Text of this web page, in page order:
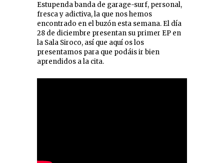
Estupenda banda de garage-surf, personal,
fresca y adictiva, la que nos hemos
encontrado en el buzón esta semana. El día
28 de diciembre presentan su primer EP en
la Sala Siroco, así que aquí os los
presentamos para que podáis ir bien
aprendidos a la cita.